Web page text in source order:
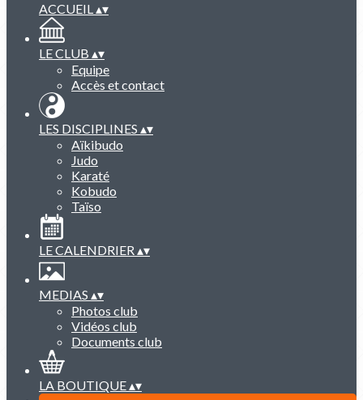
ACCUEIL▴▾
LE CLUB ▴▾
Equipe
Accès et contact
LES DISCIPLINES ▴▾
Aïkibudo
Judo
Karaté
Kobudo
Taïso
LE CALENDRIER▴▾
MEDIAS ▴▾
Photos club
Vidéos club
Documents club
LA BOUTIQUE▴▾